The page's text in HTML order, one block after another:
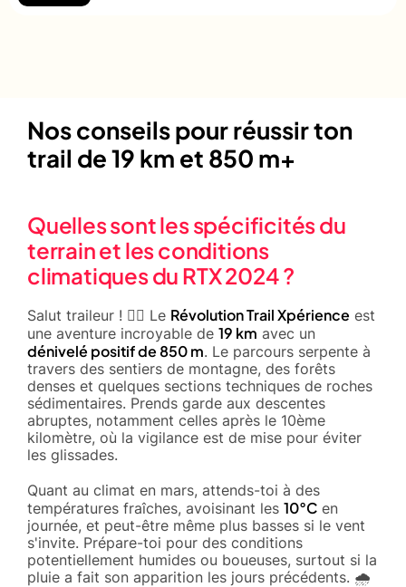
Nos conseils pour réussir ton
trail de 19 km et 850 m+
Quelles sont les spécificités du
terrain et les conditions
climatiques du RTX 2024 ?
Salut traileur ! 🏃‍♂️ Le Révolution Trail Xpérience est
une aventure incroyable de 19 km avec un
dénivelé positif de 850 m. Le parcours serpente à
travers des sentiers de montagne, des forêts
denses et quelques sections techniques de roches
sédimentaires. Prends garde aux descentes
abruptes, notamment celles après le 10ème
kilomètre, où la vigilance est de mise pour éviter
les glissades.
Quant au climat en mars, attends-toi à des
températures fraîches, avoisinant les 10°C en
journée, et peut-être même plus basses si le vent
s'invite. Prépare-toi pour des conditions
potentiellement humides ou boueuses, surtout si la
pluie a fait son apparition les jours précédents. 🌧️